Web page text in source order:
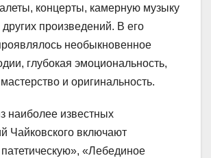
концерты, камерную музыку
произведений. В его
необыкновенное
глубокая эмоциональность,
и оригинальность.
наиболее известных
Чайковского включают
«Лебединое